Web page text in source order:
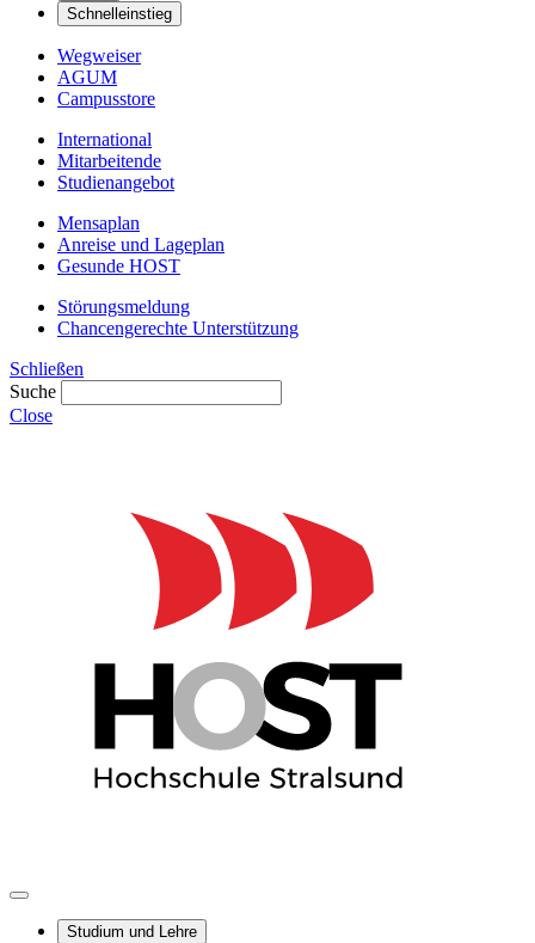
Schnelleinstieg
Wegweiser
AGUM
Campusstore
International
Mitarbeitende
Studienangebot
Mensaplan
Anreise und Lageplan
Gesunde HOST
Störungsmeldung
Chancengerechte Unterstützung
Schließen
Suche
Close
Studium und Lehre